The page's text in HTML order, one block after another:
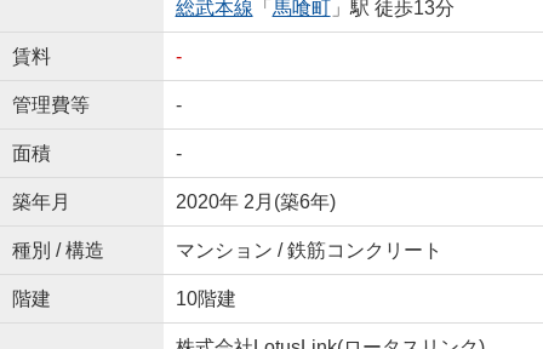
総武本線 「 馬喰町」駅 徒歩13分
賃料 -
管理費等 -
面積 -
築年月 2020年 2月(築6年)
種別 / 構造 マンション / 鉄筋コンクリート
階建 10階建